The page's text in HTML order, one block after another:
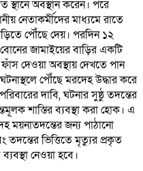
স্থানে অবস্থান করেন। পরে
নেতাকর্মীদের মাধ্যমে রাতে
পৌঁছে দেয়। পরদিন ১২
জামাইয়ের বাড়ির একটি
দেওয়া অবস্থায় দেখতে পান
পৌঁছে মরদেহ উদ্ধার করে
দাবি, ঘটনার সুষ্ঠু তদন্তের
শাস্তির ব্যবস্থা করা হোক। এ
ময়নাতদন্তের জন্য পাঠানো
তদন্তের ভিত্তিতে মৃত্যুর প্রকৃত
নেওয়া হবে।